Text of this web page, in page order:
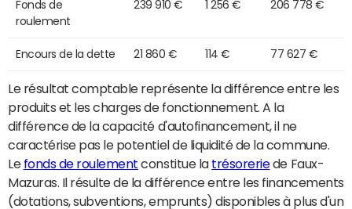
Fonds de
roulement
239 910 € 1 256 € 206 778 €
Encours de la dette 21 860 € 114 € 77 627 €
Le résultat comptable représente la différence entre les
produits et les charges de fonctionnement. A la
différence de la capacité d'autofinancement, il ne
caractérise pas le potentiel de liquidité de la commune.
Le fonds de roulement constitue la trésoreriede Faux-
Mazuras. Il résulte de la différence entre les financements
(dotations, subventions, emprunts) disponibles à plus d'un